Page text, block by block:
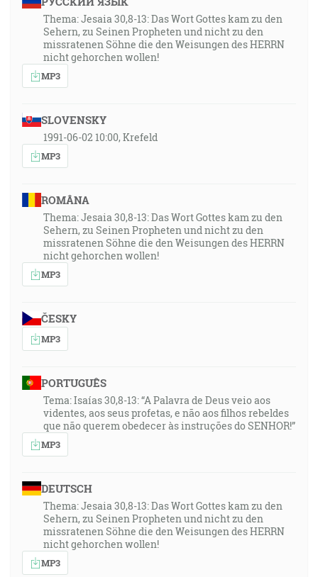
Thema: Jesaia 30,8-13: Das Wort Gottes kam zu den
Sehern, zu Seinen Propheten und nicht zu den
missratenen Söhne die den Weisungen des HERRN
nicht gehorchen wollen!
MP3
SLOVENSKY
1991-06-02 10:00, Krefeld
MP3
ROMÂNA
Thema: Jesaia 30,8-13: Das Wort Gottes kam zu den
Sehern, zu Seinen Propheten und nicht zu den
missratenen Söhne die den Weisungen des HERRN
nicht gehorchen wollen!
MP3
ČESKY
MP3
PORTUGUÊS
Tema: Isaías 30,8-13: “A Palavra de Deus veio aos
videntes, aos seus profetas, e não aos filhos rebeldes
que não querem obedecer às instruções do SENHOR!”
MP3
DEUTSCH
Thema: Jesaia 30,8-13: Das Wort Gottes kam zu den
Sehern, zu Seinen Propheten und nicht zu den
missratenen Söhne die den Weisungen des HERRN
nicht gehorchen wollen!
MP3